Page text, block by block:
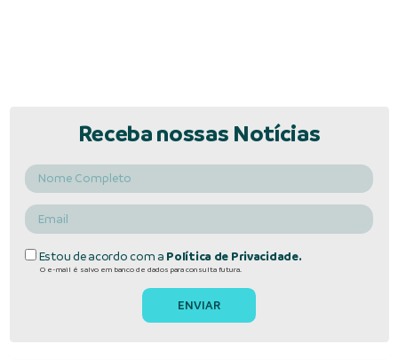
Receba nossas Notícias
Estou de acordo com a Política de Privacidade.
O e-mail é salvo em banco de dados para consulta futura.